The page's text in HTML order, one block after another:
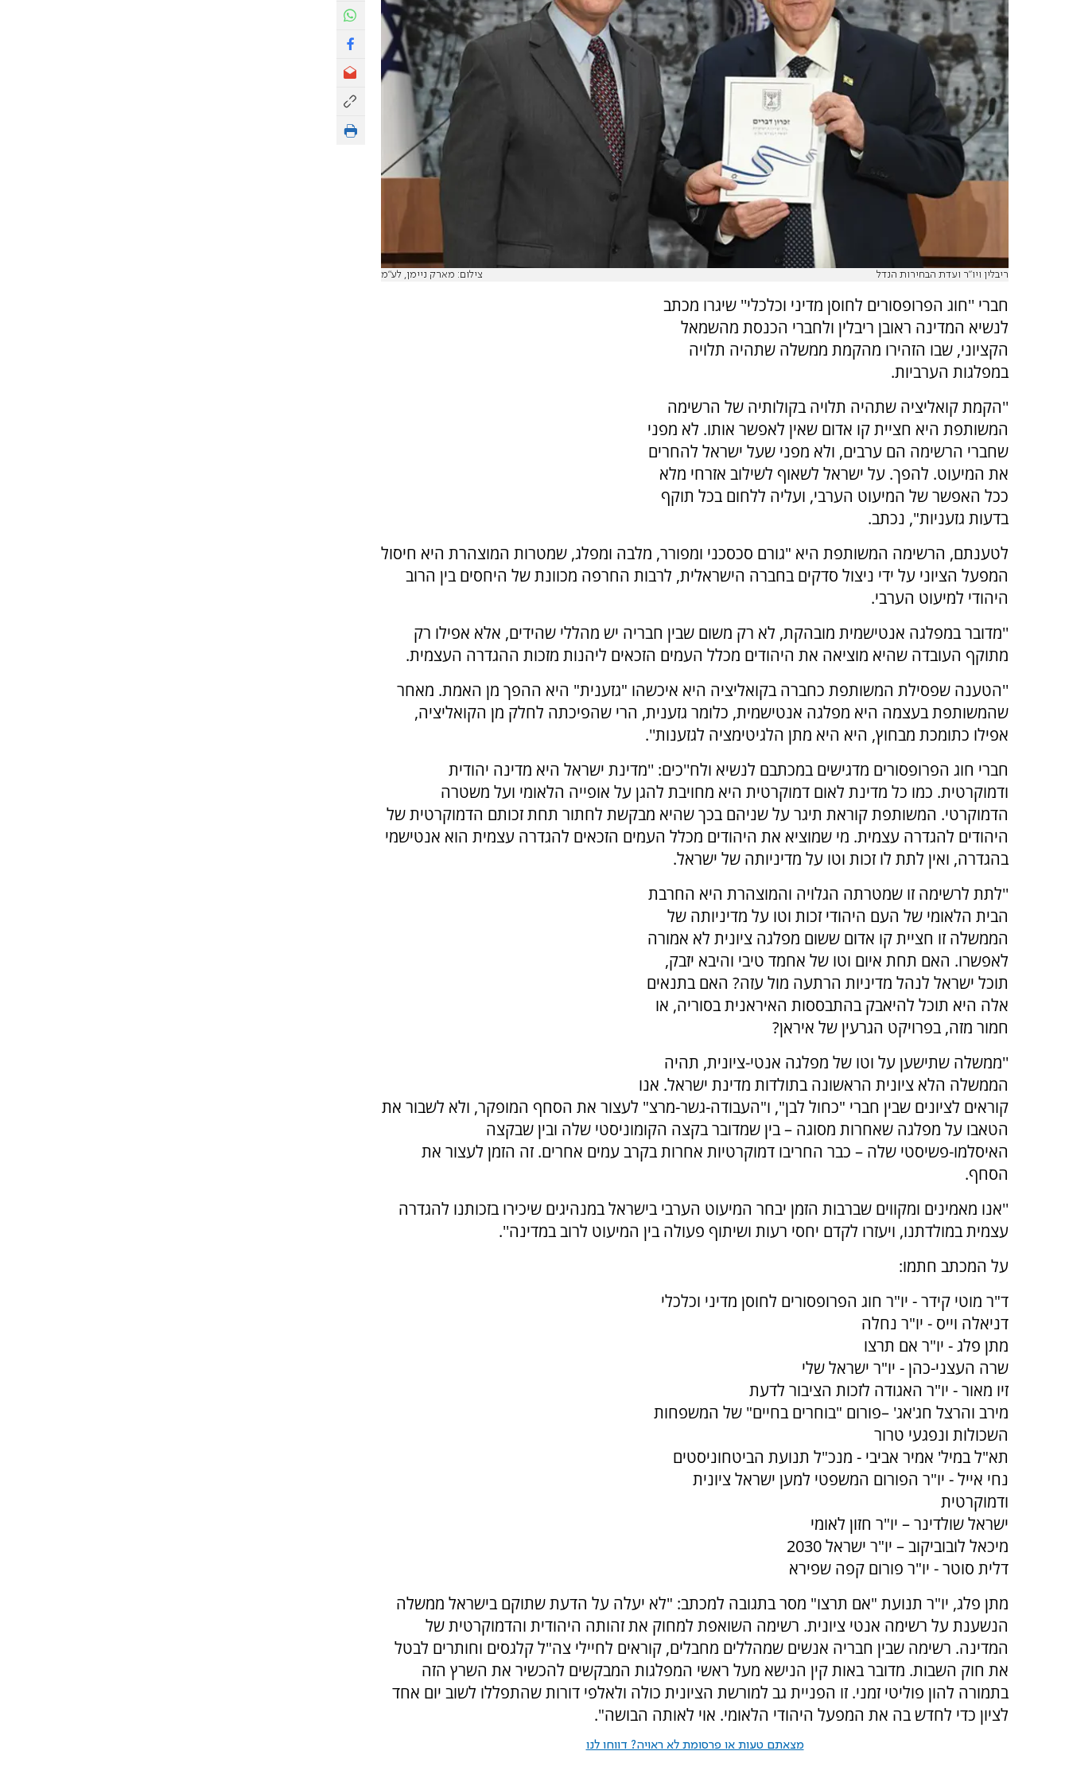
ריבלין ויו"ר ועדת הבחירות הנדל צילום: מארק ניימן, לע"מ
חברי ''חוג הפרופסורים לחוסן מדיני וכלכלי'' שיגרו מכתב
לנשיא המדינה ראובן ריבלין ולחברי הכנסת מהשמאל
הקציוני, שבו הזהירו מהקמת ממשלה שתהיה תלויה
במפלגות הערביות.
''הקמת קואליציה שתהיה תלויה בקולותיה של הרשימה
המשותפת היא חציית קו אדום שאין לאפשר אותו. לא מפני
שחברי הרשימה הם ערבים, ולא מפני שעל ישראל להחרים
את המיעוט. להפך. על ישראל לשאוף לשילוב אזרחי מלא
ככל האפשר של המיעוט הערבי, ועליה ללחום בכל תוקף
בדעות גזעניות", נכתב.
לטענתם, הרשימה המשותפת היא "גורם סכסכני ומפורר, מלבה ומפלג, שמטרות המוצהרת היא חיסול
המפעל הציוני על ידי ניצול סדקים בחברה הישראלית, לרבות החרפה מכוונת של היחסים בין הרוב
היהודי למיעוט הערבי.
''מדובר במפלגה אנטישמית מובהקת, לא רק משום שבין חבריה יש מהללי שהידים, אלא אפילו רק
מתוקף העובדה שהיא מוציאה את היהודים מכלל העמים הזכאים ליהנות מזכות ההגדרה העצמית.
''הטענה שפסילת המשותפת כחברה בקואליציה היא איכשהו "גזענית" היא ההפך מן האמת. מאחר
שהמשותפת בעצמה היא מפלגה אנטישמית, כלומר גזענית, הרי שהפיכתה לחלק מן הקואליציה,
אפילו כתומכת מבחוץ, היא היא מתן הלגיטימציה לגזענות''.
חברי חוג הפרופסורים מדגישים במכתבם לנשיא ולח''כים: ''מדינת ישראל היא מדינה יהודית
ודמוקרטית. כמו כל מדינת לאום דמוקרטית היא מחויבת להגן על אופייה הלאומי ועל משטרה
הדמוקרטי. המשותפת קוראת תיגר על שניהם בכך שהיא מבקשת לחתור תחת זכותם הדמוקרטית של
היהודים להגדרה עצמית. מי שמוציא את היהודים מכלל העמים הזכאים להגדרה עצמית הוא אנטישמי
בהגדרה, ואין לתת לו זכות וטו על מדיניותה של ישראל.
''לתת לרשימה זו שמטרתה הגלויה והמוצהרת היא החרבת
הבית הלאומי של העם היהודי זכות וטו על מדיניותה של
הממשלה זו חציית קו אדום ששום מפלגה ציונית לא אמורה
לאפשרו. האם תחת איום וטו של אחמד טיבי והיבא יזבק,
תוכל ישראל לנהל מדיניות הרתעה מול עזה? האם בתנאים
אלה היא תוכל להיאבק בהתבססות האיראנית בסוריה, או
חמור מזה, בפרויקט הגרעין של איראן?
''ממשלה שתישען על וטו של מפלגה אנטי-ציונית, תהיה
הממשלה הלא ציונית הראשונה בתולדות מדינת ישראל. אנו
קוראים לציונים שבין חברי "כחול לבן", ו"העבודה-גשר-מרצ" לעצור את הסחף המופקר, ולא לשבור את
הטאבו על מפלגה שאחרות מסוגה – בין שמדובר בקצה הקומוניסטי שלה ובין שבקצה
האיסלמו-פשיסטי שלה – כבר החריבו דמוקרטיות אחרות בקרב עמים אחרים. זה הזמן לעצור את
הסחף.
''אנו מאמינים ומקווים שברבות הזמן יבחר המיעוט הערבי בישראל במנהיגים שיכירו בזכותנו להגדרה
עצמית במולדתנו, ויעזרו לקדם יחסי רעות ושיתוף פעולה בין המיעוט לרוב במדינה''.
על המכתב חתמו:
ד"ר מוטי קידר - יו"ר חוג הפרופסורים לחוסן מדיני וכלכלי
דניאלה וייס - יו"ר נחלה
מתן פלג - יו"ר אם תרצו
שרה העצני-כהן - יו"ר ישראל שלי
זיו מאור - יו"ר האגודה לזכות הציבור לדעת
מירב והרצל חג'אג' –פורום "בוחרים בחיים" של המשפחות
השכולות ונפגעי טרור
תא"ל במיל' אמיר אביבי - מנכ"ל תנועת הביטחוניסטים
נחי אייל - יו"ר הפורום המשפטי למען ישראל ציונית
ודמוקרטית
ישראל שולדינר – יו"ר חזון לאומי
מיכאל לובוביקוב – יו"ר ישראל 2030
דלית סוטר - יו"ר פורום קפה שפירא
מתן פלג, יו"ר תנועת "אם תרצו" מסר בתגובה למכתב: "לא יעלה על הדעת שתוקם בישראל ממשלה
הנשענת על רשימה אנטי ציונית. רשימה השואפת למחוק את זהותה היהודית והדמוקרטית של
המדינה. רשימה שבין חבריה אנשים שמהללים מחבלים, קוראים לחיילי צה"ל קלגסים וחותרים לבטל
את חוק השבות. מדובר באות קין הנישא מעל ראשי המפלגות המבקשים להכשיר את השרץ הזה
בתמורה להון פוליטי זמני. זו הפניית גב למורשת הציונית כולה ולאלפי דורות שהתפללו לשוב יום אחד
לציון כדי לחדש בה את המפעל היהודי הלאומי. אוי לאותה הבושה".
מצאתם טעות או פרסומת לא ראויה? דווחו לנו